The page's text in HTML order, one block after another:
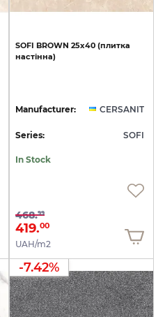
SOFI BROWN 25х40 (плитка
настінна)
Manufacturer: CERSANIT
Series: SOFI
In Stock
468.99
419.00
UAH/m2
-7.42%